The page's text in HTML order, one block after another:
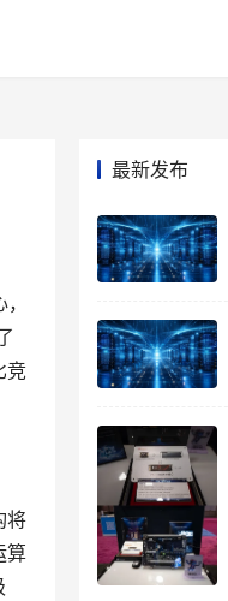
竞
将
算
最新发布